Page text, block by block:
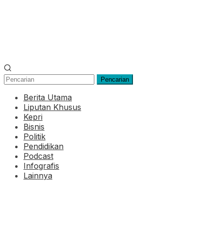
Pencarian
Berita Utama
Liputan Khusus
Kepri
Bisnis
Politik
Pendidikan
Podcast
Infografis
Lainnya